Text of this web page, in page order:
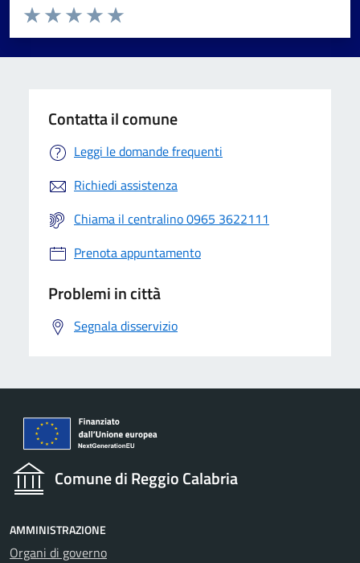
Valuta da 1 a 5 stelle la pagina
Valuta 5 stelle su 5
Valuta 4 stelle su 5
Valuta 3 stelle su 5
Valuta 2 stelle su 5
Valuta 1 stelle su 5
Contatta il comune
Leggi le domande frequenti
Richiedi assistenza
Chiama il centralino 0965 3622111
Prenota appuntamento
Problemi in città
Segnala disservizio
Comune di Reggio Calabria
AMMINISTRAZIONE
Organi di governo